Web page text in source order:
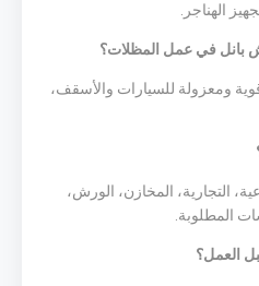
الهناجر.
ومعزولة للسيارات والأسقف،
التجارية، المخازن، الورش،
المطلوبة.